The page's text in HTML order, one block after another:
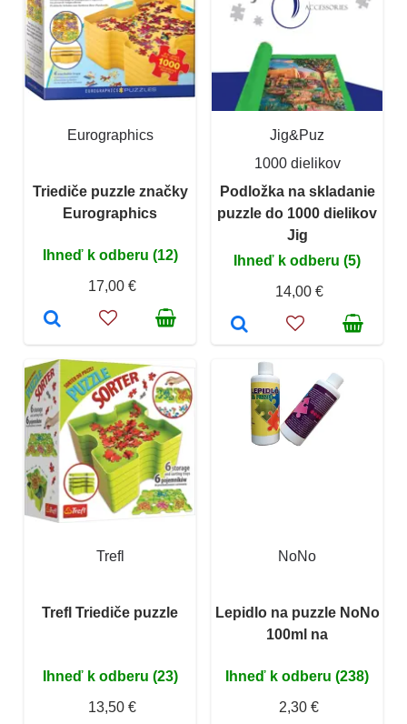
Eurographics
Triediče puzzle značky
Eurographics
Ihneď k odberu (12)
17,00 €
Jig&Puz
1000 dielikov
Podložka na skladanie
puzzle do 1000 dielikov
Jig
Ihneď k odberu (5)
14,00 €
Trefl
Trefl Triediče puzzle
Ihneď k odberu (23)
13,50 €
NoNo
Lepidlo na puzzle NoNo
100ml na
Ihneď k odberu (238)
2,30 €